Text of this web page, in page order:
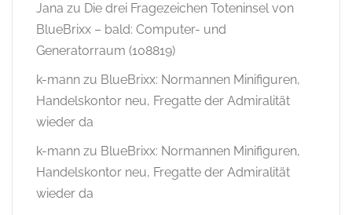
Jana zu Die drei Fragezeichen Toteninsel von
BlueBrixx – bald: Computer- und
Generatorraum (108819)
k-mann zu BlueBrixx: Normannen Minifiguren,
Handelskontor neu, Fregatte der Admiralität
wieder da
k-mann zu BlueBrixx: Normannen Minifiguren,
Handelskontor neu, Fregatte der Admiralität
wieder da